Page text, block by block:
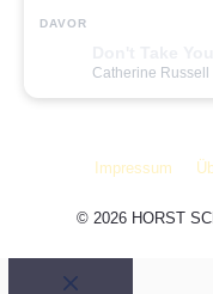
DAVOR
Catherine Russell
Impressum
© 2026 HORST